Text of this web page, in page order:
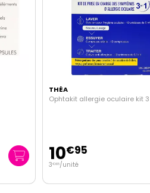
THÉA
Larmecran confort oculaire
8€95
895€00/l.